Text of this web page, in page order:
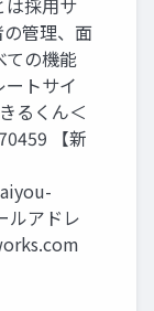
は採用サ
管理、面
ての機能
トサイ
るくん＜
【新
ルアドレ